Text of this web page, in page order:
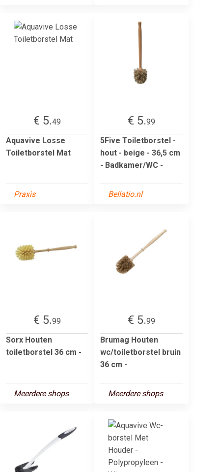
€ 5.49
Aquavive Losse
Toiletborstel Mat
Praxis
€ 5.99
5Five Toiletborstel -
hout - beige - 36,5 cm
- Badkamer/WC -
Bellatio.nl
€ 5.99
Sorx Houten
toiletborstel 36 cm -
Meerdere shops
€ 5.99
Brumag Houten
wc/toiletborstel bruin
36 cm -
Meerdere shops